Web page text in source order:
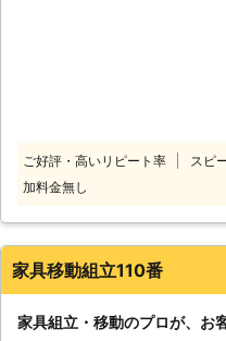
ご好評・高いリピート率 スピ
加料金無し
家具移動組立110番
家具組立・移動のプロが、お